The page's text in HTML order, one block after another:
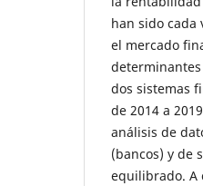
han sido cada
el mercado
dos sistemas
de 2014 a
análisis de
(bancos) y de
equilibrado. A